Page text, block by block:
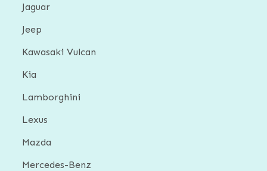
Jaguar
Jeep
Kawasaki Vulcan
Kia
Lamborghini
Lexus
Mazda
Mercedes-Benz